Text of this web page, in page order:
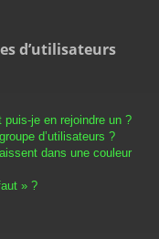
d’utilisateurs
je en rejoindre un ?
d’utilisateurs ?
dans une couleur
» ?